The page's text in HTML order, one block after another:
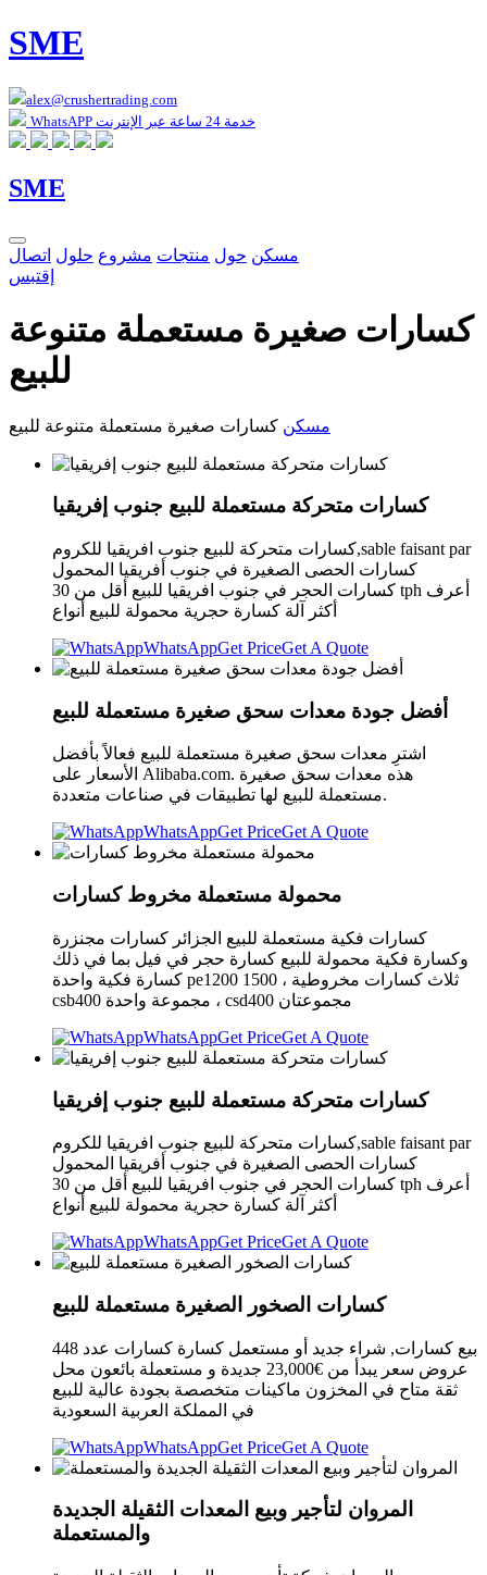
SME
alex@crushertrading.com
WhatsAPP خدمة 24 ساعة عبر الإنترنت
SME
مسكن حول منتجات مشروع حلول اتصال
إقتبس
كسارات صغيرة مستعملة متنوعة
للبيع
مسكن كسارات صغيرة مستعملة متنوعة للبيع
كسارات متحركة مستعملة للبيع جنوب إفريقيا
كسارات متحركة للبيع جنوب افريقيا للكروم,sable faisant par
كسارات الحصى الصغيرة في جنوب أفريقيا المحمول
كسارات الحجر في جنوب افريقيا للبيع أقل من 30 tph أعرف
أكثر آلة كسارة حجرية محمولة للبيع أنواع
WhatsAppGet PriceGet A Quote
أفضل جودة معدات سحق صغيرة مستعملة للبيع
اشترِ معدات سحق صغيرة مستعملة للبيع فعالاً بأفضل
الأسعار على Alibaba.com. هذه معدات سحق صغيرة
مستعملة للبيع لها تطبيقات في صناعات متعددة.
WhatsAppGet PriceGet A Quote
محمولة مستعملة مخروط كسارات
كسارات فكية مستعملة للبيع الجزائر كسارات مجنزرة
وكسارة فكية محمولة للبيع كسارة حجر في فيل بما في ذلك
كسارة فكية واحدة pe1200 1500 ، ثلاث كسارات مخروطية
csb400 مجموعة واحدة ، csd400 مجموعتان
WhatsAppGet PriceGet A Quote
كسارات متحركة مستعملة للبيع جنوب إفريقيا
كسارات متحركة للبيع جنوب افريقيا للكروم,sable faisant par
كسارات الحصى الصغيرة في جنوب أفريقيا المحمول
كسارات الحجر في جنوب افريقيا للبيع أقل من 30 tph أعرف
أكثر آلة كسارة حجرية محمولة للبيع أنواع
WhatsAppGet PriceGet A Quote
كسارات الصخور الصغيرة مستعملة للبيع
بيع كسارات, شراء جديد أو مستعمل كسارة كسارات عدد 448
عروض سعر يبدأ من €23,000 جديدة و مستعملة بائعون محل
ثقة متاح في المخزون ماكينات متخصصة بجودة عالية للبيع
في المملكة العربية السعودية
WhatsAppGet PriceGet A Quote
المروان لتأجير وبيع المعدات الثقيلة الجديدة
والمستعملة